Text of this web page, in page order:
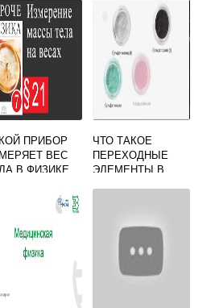
ФИЗИКА
ПРИБОР
ВЕС
В ФИЗИКЕ
ЧТО ТАКОЕ
ПЕРЕХОДНЫЕ
ЭЛЕМЕНТЫ В